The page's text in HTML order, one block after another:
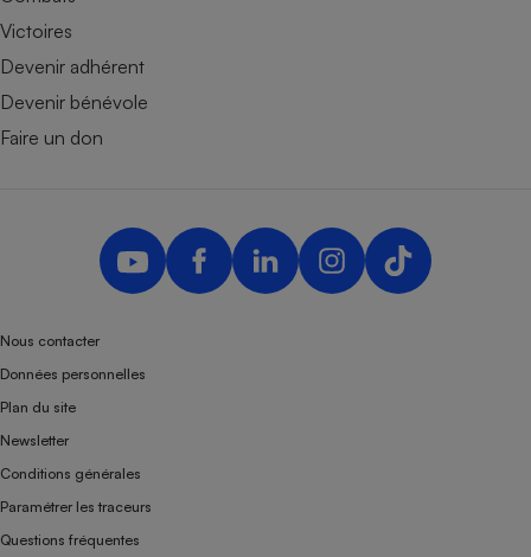
Victoires
Devenir adhérent
Devenir bénévole
Faire un don
Nous contacter
Données personnelles
Plan du site
Newsletter
Conditions générales
Paramétrer les traceurs
Questions fréquentes